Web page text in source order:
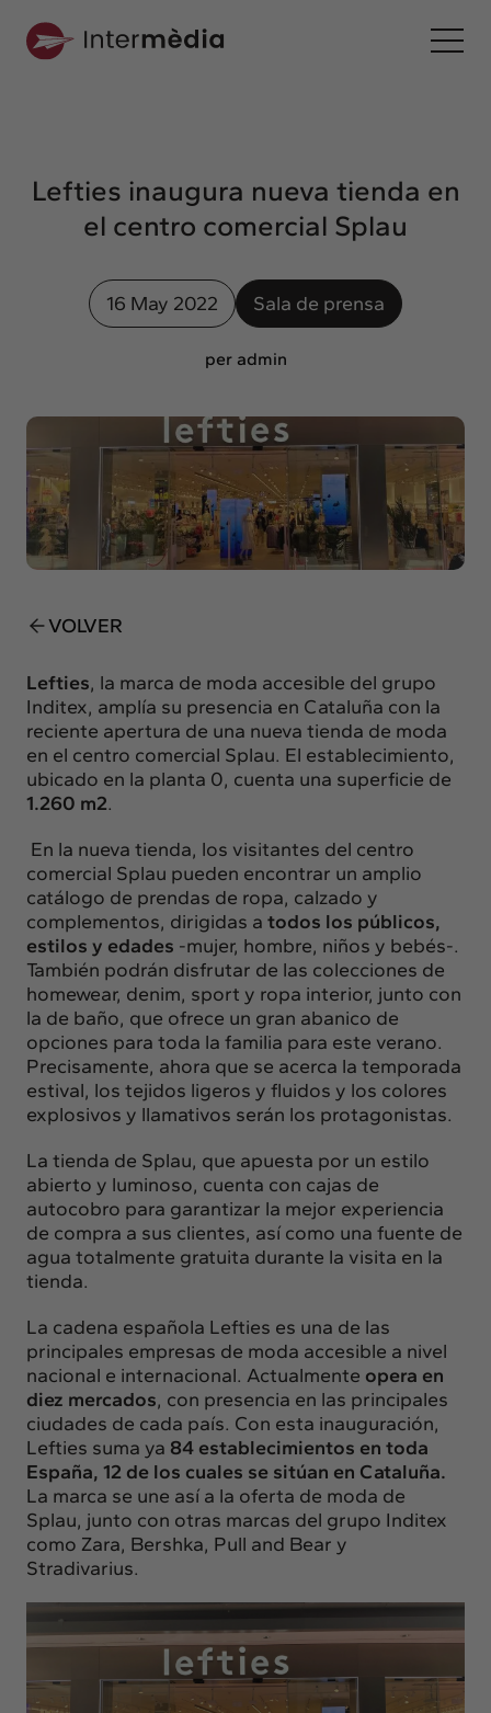
Interconexión
Nuestros servicios
Interacción
Proyectos
Interrelación
Clientes
Insights
Actualidad
Intercambio
Lefties inaugura nueva tienda en
el centro comercial Splau
16 May 2022 Sala de prensa
per admin
VOLVER
Lefties, la marca de moda accesible del grupo
Inditex, amplía su presencia en Cataluña con la
reciente apertura de una nueva tienda de moda
en el centro comercial Splau. El establecimiento,
ubicado en la planta 0, cuenta una superficie de
1.260 m2.
En la nueva tienda, los visitantes del centro
comercial Splau pueden encontrar un amplio
catálogo de prendas de ropa, calzado y
complementos, dirigidas a todos los públicos,
estilos y edades -mujer, hombre, niños y bebés-.
También podrán disfrutar de las colecciones de
homewear, denim, sport y ropa interior, junto con
la de baño, que ofrece un gran abanico de
opciones para toda la familia para este verano.
Precisamente, ahora que se acerca la temporada
estival, los tejidos ligeros y fluidos y los colores
explosivos y llamativos serán los protagonistas.
La tienda de Splau, que apuesta por un estilo
abierto y luminoso, cuenta con cajas de
autocobro para garantizar la mejor experiencia
de compra a sus clientes, así como una fuente de
agua totalmente gratuita durante la visita en la
tienda.
La cadena española Lefties es una de las
principales empresas de moda accesible a nivel
nacional e internacional. Actualmente opera en
diez mercados, con presencia en las principales
ciudades de cada país. Con esta inauguración,
Lefties suma ya 84 establecimientos en toda
España, 12 de los cuales se sitúan en Cataluña.
La marca se une así a la oferta de moda de
Splau, junto con otras marcas del grupo Inditex
como Zara, Bershka, Pull and Bear y
Stradivarius.